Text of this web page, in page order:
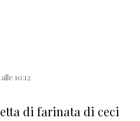
10:12
di farinata di ceci